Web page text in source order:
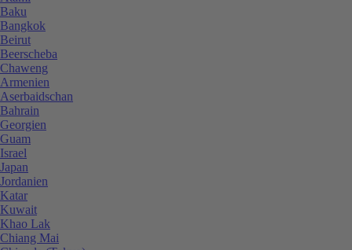
Baku
Bangkok
Beirut
Beerscheba
Chaweng
Armenien
Aserbaidschan
Bahrain
Georgien
Guam
Israel
Japan
Jordanien
Katar
Kuwait
Khao Lak
Chiang Mai